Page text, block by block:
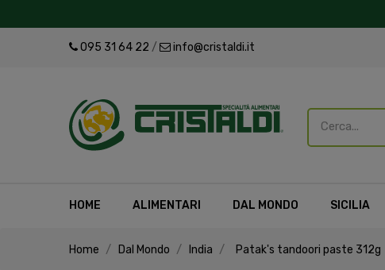
095 31 64 22 / info@cristaldi.it
HOME ALIMENTARI DAL MONDO SICILIA
Home Dal Mondo India Patak's tandoori paste 312g